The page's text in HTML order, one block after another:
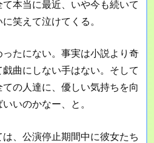
本当に最近、いや今も続いて
笑えて泣けてくる。
たにない。事実は小説より奇
曲にしない手はない。そして
の人達に、優しい気持ちを向
いのかなー、と。
、公演停止期間中に彼女たち